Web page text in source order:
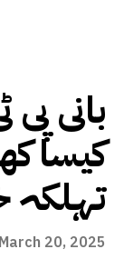
بانی
کیسا
تہلکہ
March 20, 2025